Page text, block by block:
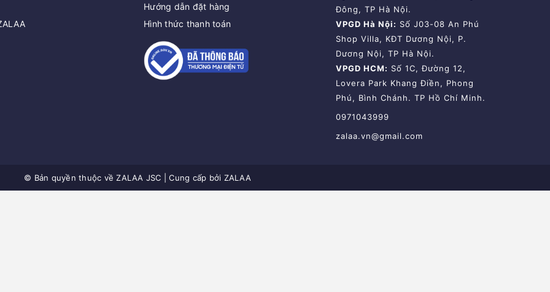
Hướng dẫn đặt hàng
Hình thức thanh toán
Đông, TP Hà Nội.
VPGD Hà Nội: Số J03-08 An Phú
Shop Villa, KĐT Dương Nội, P.
Dương Nội, TP Hà Nội.
VPGD HCM: Số 1C, Đường 12,
Lovera Park Khang Điền, Phong
Phú, Bình Chánh. TP Hồ Chí Minh.
0971043999
zalaa.vn@gmail.com
© Bản quyền thuộc vềZALAA JSC Cung cấp bởi ZALAA